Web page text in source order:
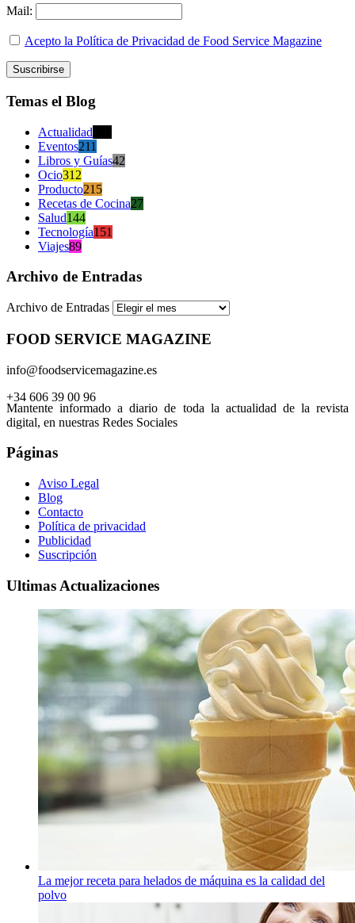
Mail:
Acepto la Política de Privacidad de Food Service Magazine
Temas el Blog
Actualidad
Eventos211
Libros y Guías42
Ocio312
Producto215
Recetas de Cocina27
Salud144
Tecnología151
Viajes89
Archivo de Entradas
Archivo de Entradas
FOOD SERVICE MAGAZINE
info@foodservicemagazine.es
+34 606 39 00 96
Mantente informado a diario de toda la actualidad de la revista
digital, en nuestras Redes Sociales
Páginas
Aviso Legal
Blog
Contacto
Política de privacidad
Publicidad
Suscripción
Ultimas Actualizaciones
La mejor receta para helados de máquina es la calidad del
polvo